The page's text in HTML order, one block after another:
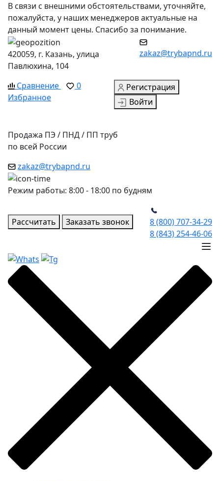
В связи с внешними обстоятельствами, уточняйте,
пожалуйста, у наших менеджеров актуальные на
данный момент цены. Спасибо за понимание.
420059, г. Казань, улица
Павлюхина, 104
zakaz@trybapnd.ru
Сравнение
0
Избранное
Регистрация
Войти
Продажа ПЭ / ПНД / ПП труб
по всей России
zakaz@trybapnd.ru
Режим работы: 8:00 - 18:00 по будням
Рассчитать Заказать звонок
8 (800) 707-34-29
8 (843) 254-46-06